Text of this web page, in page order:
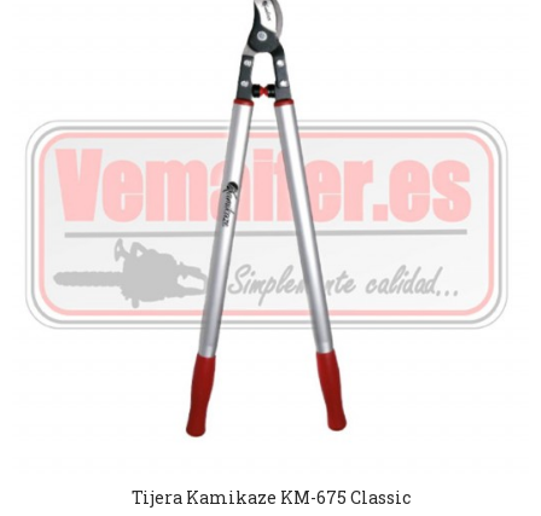
Tijera Kamikaze KM-675 Classic